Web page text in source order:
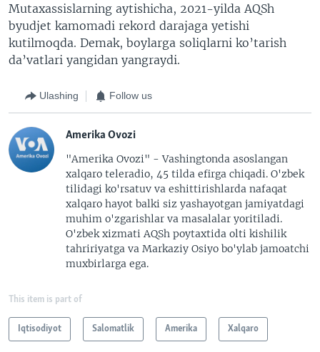
Mutaxassislarning aytishicha, 2021-yilda AQSh
byudjet kamomadi rekord darajaga yetishi
kutilmoqda. Demak, boylarga soliqlarni ko’tarish
da’vatlari yangidan yangraydi.
Ulashing Follow us
Amerika Ovozi
"Amerika Ovozi" - Vashingtonda asoslangan
xalqaro teleradio, 45 tilda efirga chiqadi. O'zbek
tilidagi ko'rsatuv va eshittirishlarda nafaqat
xalqaro hayot balki siz yashayotgan jamiyatdagi
muhim o'zgarishlar va masalalar yoritiladi.
O'zbek xizmati AQSh poytaxtida olti kishilik
tahririyatga va Markaziy Osiyo bo'ylab jamoatchi
muxbirlarga ega.
This item is part of
Iqtisodiyot Salomatlik Amerika Xalqaro